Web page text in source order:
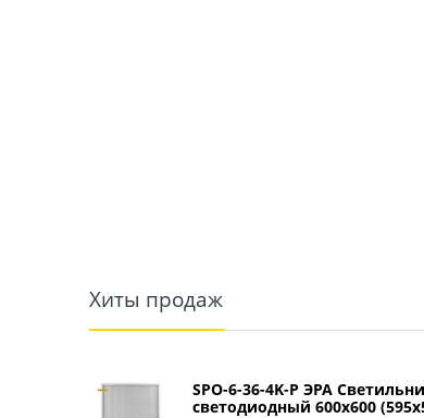
Хиты продаж
SPO-6-36-4K-P ЭРА
светодиодный 600х600